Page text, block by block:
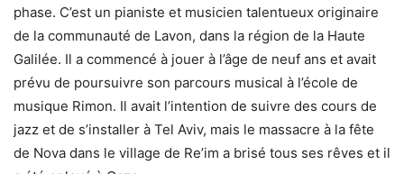
phase. C’est un pianiste et musicien talentueux originaire
de la communauté de Lavon, dans la région de la Haute
Galilée. Il a commencé à jouer à l’âge de neuf ans et avait
prévu de poursuivre son parcours musical à l’école de
musique Rimon. Il avait l’intention de suivre des cours de
jazz et de s’installer à Tel Aviv, mais le massacre à la fête
de Nova dans le village de Re’im a brisé tous ses rêves et il